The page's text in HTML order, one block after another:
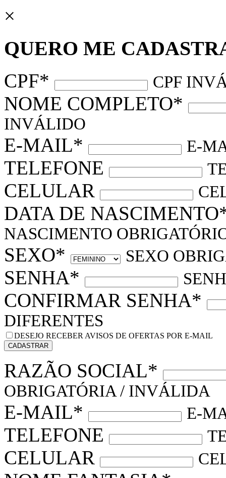
×
QUERO ME
CPF* CPF
NOME COMPLETO*
INVÁLIDO
E-MAIL* E-
TELEFONE
CELULAR
DATA DE
NASCIMENTO
SEXO* SEXO
SENHA*
CONFIRMAR SENHA*
DIFERENTES
DESEJO RECEBER AVISOS DE OFERTAS POR E-MAIL
CADASTRAR
RAZÃO SOCIAL*
OBRIGATÓRIA / INVÁLIDA
E-MAIL* E-
TELEFONE
CELULAR